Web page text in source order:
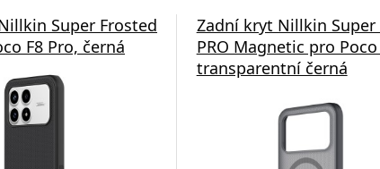
Super Frosted
F8 Pro, černá
Zadní kryt Nillkin Super
PRO Magnetic pro Poco
transparentní černá